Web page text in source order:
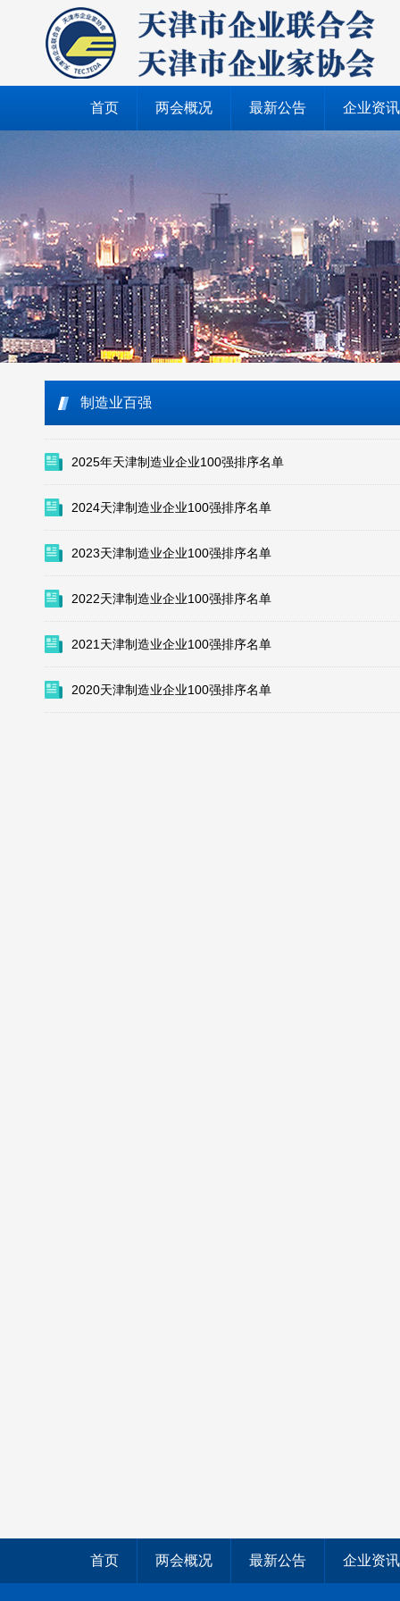
首页 两会概况 最新公告 企业资讯
制造业百强
2025年天津制造业企业100强排序名单
2024天津制造业企业100强排序名单
2023天津制造业企业100强排序名单
2022天津制造业企业100强排序名单
2021天津制造业企业100强排序名单
2020天津制造业企业100强排序名单
首页 两会概况 最新公告 企业资讯